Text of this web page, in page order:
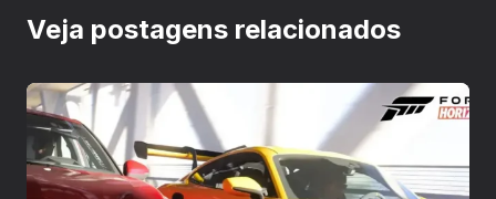
Veja postagens relacionados